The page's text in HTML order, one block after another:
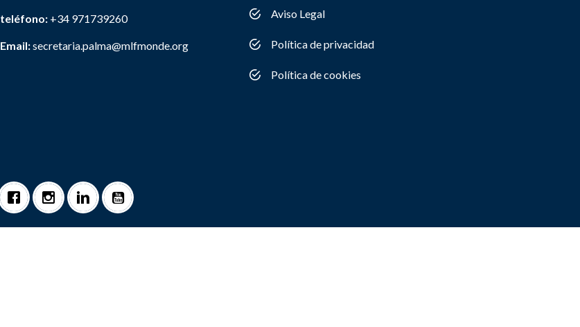
teléfono: +34 971739260
Email:secretaria.palma@mlfmonde.org
Aviso Legal
Política de privacidad
Política de cookies